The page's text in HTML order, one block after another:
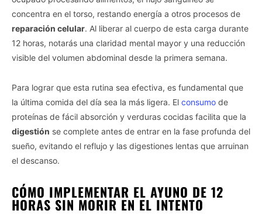
concentra en el torso, restando energía a otros procesos de
reparación celular. Al liberar al cuerpo de esta carga durante
12 horas, notarás una claridad mental mayor y una reducción
visible del volumen abdominal desde la primera semana.
Para lograr que esta rutina sea efectiva, es fundamental que
la última comida del día sea la más ligera. El consumo de
proteínas de fácil absorción y verduras cocidas facilita que la
digestión se complete antes de entrar en la fase profunda del
sueño, evitando el reflujo y las digestiones lentas que arruinan
el descanso.
CÓMO IMPLEMENTAR EL AYUNO DE 12
HORAS SIN MORIR EN EL INTENTO